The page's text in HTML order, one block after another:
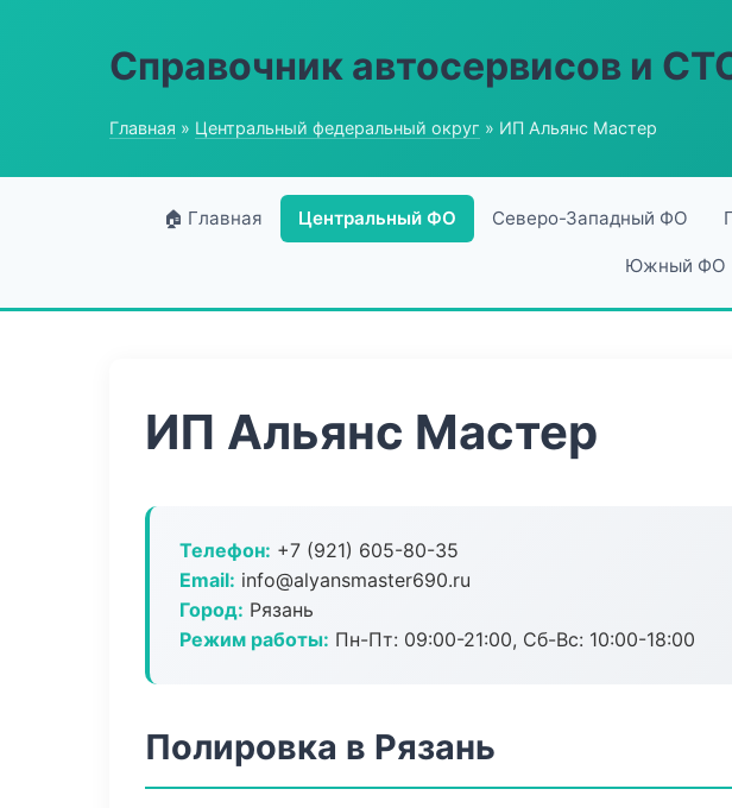
Справочник автосервисов и
Главная » Центральный федеральный округ » ИП Альянс Мастер
🏠 Главная Центральный ФО Северо-Западный ФО
Южный ФО
ИП Альянс Мастер
Телефон: +7 (921) 605-80-35
Email: info@alyansmaster690.ru
Город: Рязань
Режим работы: Пн-Пт: 09:00-21:00, Сб-Вс: 10:00-18:00
Полировка в Рязань